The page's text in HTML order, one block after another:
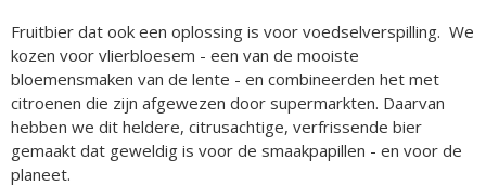
Fruitbier dat ook een oplossing is voor voedselverspilling. We
kozen voor vlierbloesem - een van de mooiste
bloemensmaken van de lente - en combineerden het met
citroenen die zijn afgewezen door supermarkten. Daarvan
hebben we dit heldere, citrusachtige, verfrissende bier
gemaakt dat geweldig is voor de smaakpapillen - en voor de
planeet.